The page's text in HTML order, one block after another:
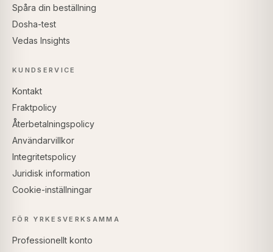
Spåra din beställning
Dosha-test
Vedas Insights
KUNDSERVICE
Kontakt
Fraktpolicy
Återbetalningspolicy
Användarvillkor
Integritetspolicy
Juridisk information
Cookie-inställningar
FÖR YRKESVERKSAMMA
Professionellt konto